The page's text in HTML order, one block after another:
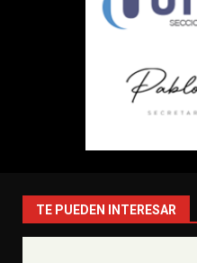
TE PUEDEN INTERESAR